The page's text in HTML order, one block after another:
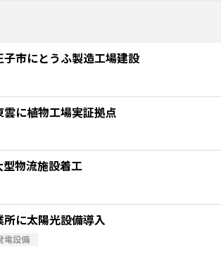
子市にとうふ製造工場建設
に植物工場実証拠点
型物流施設着工
に太陽光設備導入
電設備